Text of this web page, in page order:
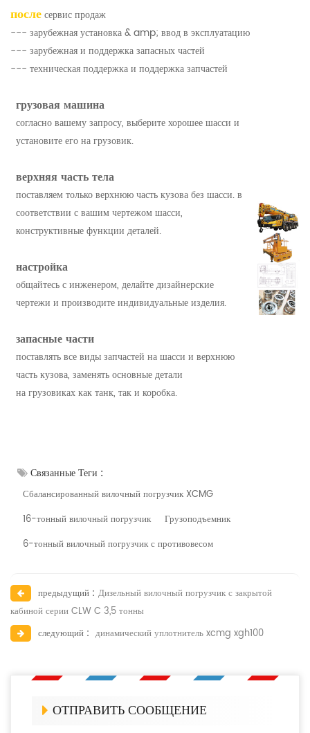
послесервис продаж
--- зарубежная установка & amp; ввод в эксплуатацию
--- зарубежная и поддержка запасных частей
--- техническая поддержка и поддержка запчастей
грузовая машина
согласно вашему запросу, выберите хорошее шасси и
установите его на грузовик.
верхняя часть тела
поставляем только верхнюю часть кузова без шасси. в
соответствии с вашим чертежом шасси,
конструктивные функции деталей.
настройка
общайтесь с инженером, делайте дизайнерские
чертежи и производите индивидуальные изделия.
запасные части
поставлять все виды запчастей на шасси и верхнюю
часть кузова, заменять основные детали
на грузовиках как танк, так и коробка.
Связанные Теги :
Сбалансированный вилочный погрузчик XCMG
16-тонный вилочный погрузчик
Грузоподъемник
6-тонный вилочный погрузчик с противовесом
предыдущий : Дизельный вилочный погрузчик с закрытой
кабиной серии CLW C 3,5 тонны
следующий : динамический уплотнитель xcmg xgh100
ОТПРАВИТЬ СООБЩЕНИЕ